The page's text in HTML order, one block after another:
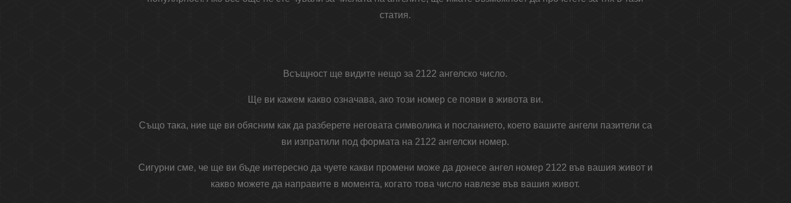
статия.
Всъщност ще видите нещо за 2122 ангелско число.
Ще ви кажем какво означава, ако този номер се появи в живота ви.
Също така, ние ще ви обясним как да разберете неговата символика и посланието, което вашите ангели пазители са
ви изпратили под формата на 2122 ангелски номер.
Сигурни сме, че ще ви бъде интересно да чуете какви промени може да донесе ангел номер 2122 във вашия живот и
какво можете да направите в момента, когато това число навлезе във вашия живот.